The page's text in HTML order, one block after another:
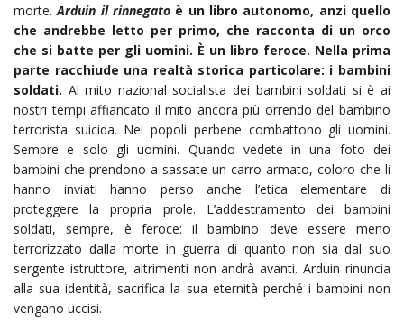
morte.Arduin il rinnegato è un libro autonomo, anzi quello
che andrebbe letto per primo, che racconta di un orco
che si batte per gli uomini. È un libro feroce. Nella prima
parte racchiude una realtà storica particolare: i bambini
soldati. Al mito nazional socialista dei bambini soldati si è ai
nostri tempi affiancato il mito ancora più orrendo del bambino
terrorista suicida. Nei popoli perbene combattono gli uomini.
Sempre e solo gli uomini. Quando vedete in una foto dei
bambini che prendono a sassate un carro armato, coloro che li
hanno inviati hanno perso anche l’etica elementare di
proteggere la propria prole. L’addestramento dei bambini
soldati, sempre, è feroce: il bambino deve essere meno
terrorizzato dalla morte in guerra di quanto non sia dal suo
sergente istruttore, altrimenti non andrà avanti. Arduin rinuncia
alla sua identità, sacrifica la sua eternità perché i bambini non
vengano uccisi.